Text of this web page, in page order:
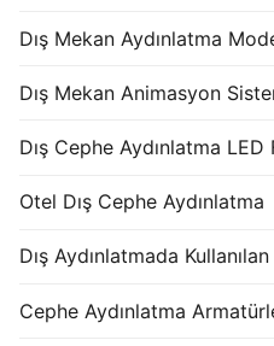
Dış Mekan Aydınlatma
Dış Mekan Animasyon
Dış Cephe Aydınlatma LED
Otel Dış Cephe Aydınlatma
Dış Aydınlatmada
Cephe Aydınlatma